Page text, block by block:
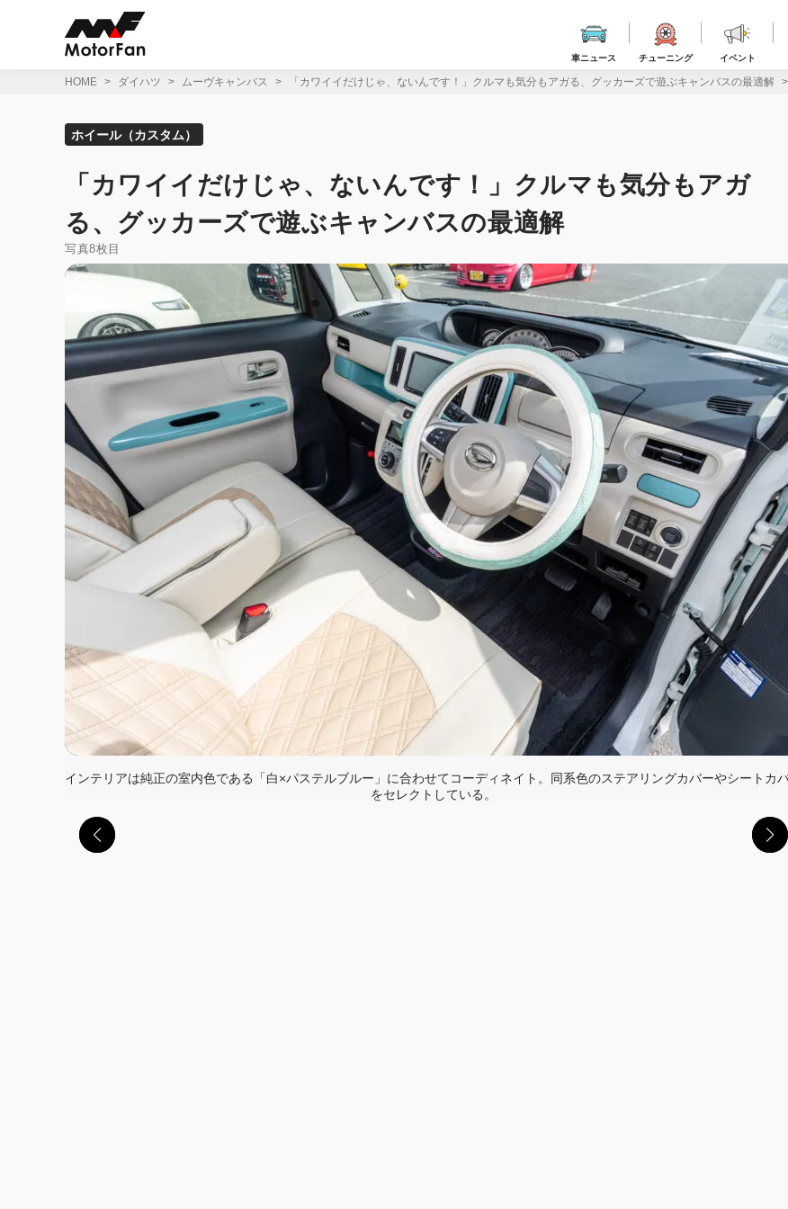
車ニュース チューニング イベント
HOME ダイハツ ムーヴキャンバス 「カワイイだけじゃ、ないんです！」クルマも気分もアガる、グッカーズで遊ぶキャンバスの最適解
ホイール（カスタム）
「カワイイだけじゃ、ないんです！」クルマも気分もアガ
る、グッカーズで遊ぶキャンバスの最適解
写真8枚目
インテリアは純正の室内色である「白×パステルブルー」に合わせてコーディネイト。同系色のステアリングカバーやシートカ
をセレクトしている。